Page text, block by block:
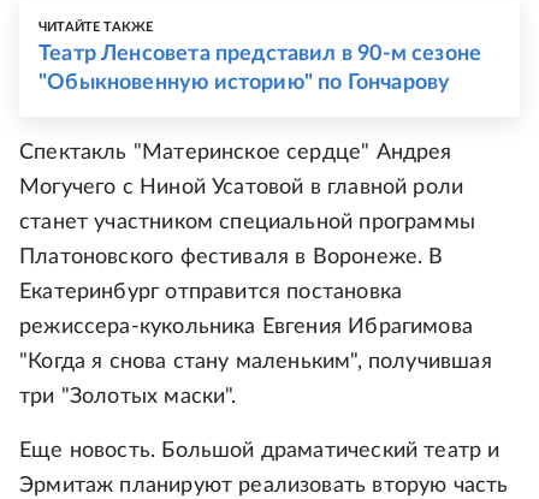
ЧИТАЙТЕ ТАКЖЕ
Театр Ленсовета представил в 90-м сезоне
"Обыкновенную историю" по Гончарову
Спектакль "Материнское сердце" Андрея
Могучего с Ниной Усатовой в главной роли
станет участником специальной программы
Платоновского фестиваля в Воронеже. В
Екатеринбург отправится постановка
режиссера-кукольника Евгения Ибрагимова
"Когда я снова стану маленьким", получившая
три "Золотых маски".
Еще новость. Большой драматический театр и
Эрмитаж планируют реализовать вторую часть